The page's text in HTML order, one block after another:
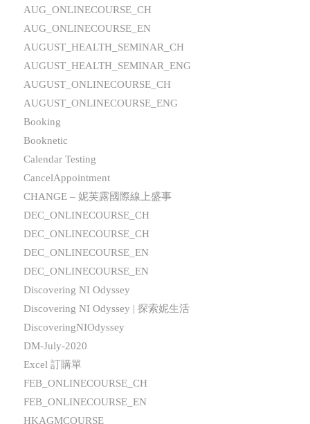
AUG_ONLINECOURSE_CH
AUG_ONLINECOURSE_EN
AUGUST_HEALTH_SEMINAR_CH
AUGUST_HEALTH_SEMINAR_ENG
AUGUST_ONLINECOURSE_CH
AUGUST_ONLINECOURSE_ENG
Booking
Booknetic
Calendar Testing
CancelAppointment
CHANGE – 妮芙露國際線上盛事
DEC_ONLINECOURSE_CH
DEC_ONLINECOURSE_CH
DEC_ONLINECOURSE_EN
DEC_ONLINECOURSE_EN
Discovering NI Odyssey
Discovering NI Odyssey | 探索妮生活
DiscoveringNIOdyssey
DM-July-2020
Excel 訂購單
FEB_ONLINECOURSE_CH
FEB_ONLINECOURSE_EN
HKAGMCOURSE